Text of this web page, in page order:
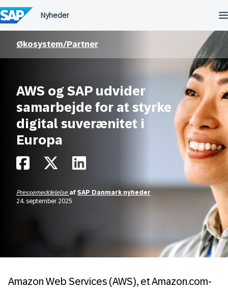
til
indholdet
Økosystem/Partner
AWS og SAP udvider
samarbejde for at styrke
digital suverænitet i
Europa
Pressemeddelelse af SAP Danmark nyheder
24. september 2025
Amazon Web Services (AWS), et Amazon.com-